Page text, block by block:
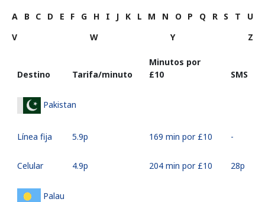
A B C D E F G H I J K L M N O P Q R S T
U
V
W Y Z
Destino Tarifa/minuto
Minutos por
⁦£10⁩
SMS
Pakistan
Línea fija ⁦5.9p⁩ 169 min por ⁦£10⁩ -
Celular ⁦4.9p⁩ 204 min por ⁦£10⁩ ⁦28p⁩
Palau